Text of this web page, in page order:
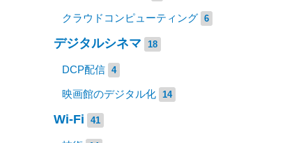
クラウドコンピューティング 6
デジタルシネマ 18
DCP配信 4
映画館のデジタル化 14
Wi-Fi 41